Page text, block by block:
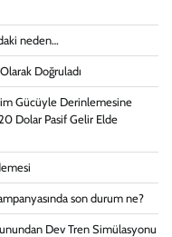
neden…
Doğruladı
Gücüyle Derinlemesine
Dolar Pasif Gelir Elde
son durum ne?
Dev Tren Simülasyonu